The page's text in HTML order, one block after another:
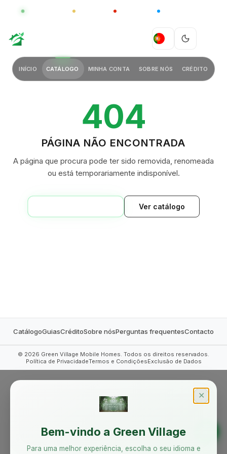
GLOBAL CHINA
PT
INÍCIO CATÁLOGO MINHA CONTA SOBRE NÓS CRÉDITO
404
PÁGINA NÃO ENCONTRADA
A página que procura pode ter sido removida, renomeada
ou está temporariamente indisponível.
Ver catálogo
CatálogoGuiasCréditoSobre nósPerguntas frequentesContacto
© 2026 Green Village Mobile Homes. Todos os direitos reservados.
Política de PrivacidadeTermos e CondiçõesExclusão de Dados
✕
Bem-vindo a Green Village
Para uma melhor experiência, escolha o seu idioma e